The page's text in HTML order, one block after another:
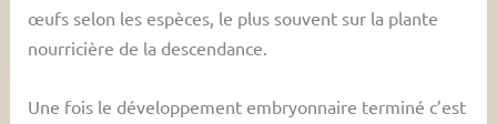
œufs selon les espèces, le plus souvent sur la plante
nourricière de la descendance.
Une fois le développement embryonnaire terminé c’est